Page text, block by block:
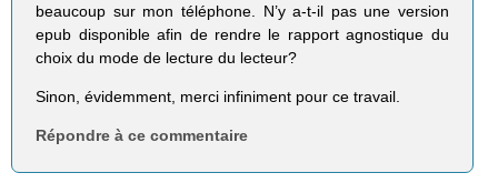
beaucoup sur mon téléphone. N’y a-t-il pas une version
epub disponible afin de rendre le rapport agnostique du
choix du mode de lecture du lecteur?
Sinon, évidemment, merci infiniment pour ce travail.
Répondre à ce commentaire